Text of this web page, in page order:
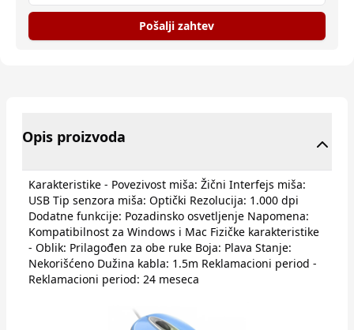
Pošalji zahtev
Opis proizvoda
Karakteristike - Povezivost miša: Žični Interfejs miša:
USB Tip senzora miša: Optički Rezolucija: 1.000 dpi
Dodatne funkcije: Pozadinsko osvetljenje Napomena:
Kompatibilnost za Windows i Mac Fizičke karakteristike
- Oblik: Prilagođen za obe ruke Boja: Plava Stanje:
Nekorišćeno Dužina kabla: 1.5m Reklamacioni period -
Reklamacioni period: 24 meseca